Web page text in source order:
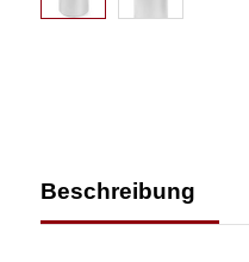
Beschreibung